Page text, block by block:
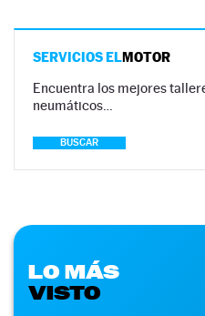
SERVICIOS ELMOTOR
Encuentra los mejores
neumáticos…
BUSCAR
LO MÁS
VISTO